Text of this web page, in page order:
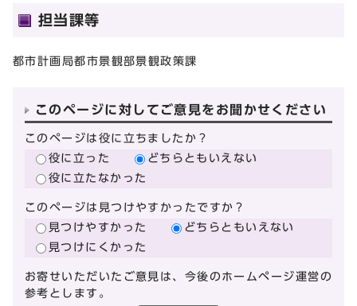
担当課等
都市計画局都市景観部景観政策課
このページに対してご意見をお聞かせください
このページは役に立ちましたか？
役に立った
どちらともいえない
役に立たなかった
このページは見つけやすかったですか？
見つけやすかった
どちらともいえない
見つけにくかった
お寄せいただいたご意見は、今後のホームページ運営の
参考とします。